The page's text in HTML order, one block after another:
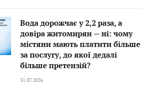
Вода дорожчає у 2,2 раза, а
довіра житомирян — ні: чому
містяни мають платити більше
за послугу, до якої дедалі
більше претензій?
31.07.2026